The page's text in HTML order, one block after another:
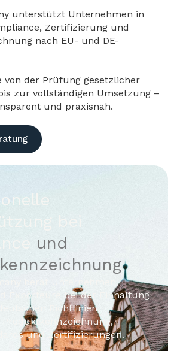
unterstützt Unternehmen in
Zertifizierung und
nach EU- und DE-
von der Prüfung gesetzlicher
zur vollständigen Umsetzung –
und praxisnah.
bei
und
berät Unternehmen,
Exporteure bei der Einhaltung
Richtlinien,
und Zertifizierungen.